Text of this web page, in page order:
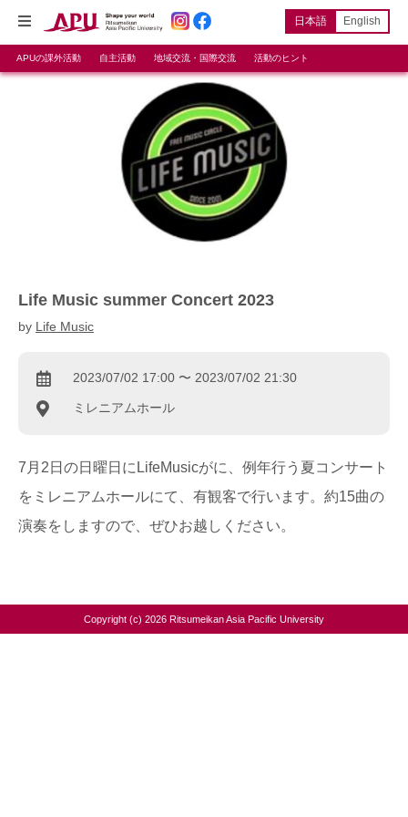
日本語 English
APUの課外活動 自主活動 地域交流・国際交流 活動のヒント
Life Music summer Concert 2023
by Life Music
2023/07/02 17:00 〜 2023/07/02 21:30
ミレニアムホール
7月2日の日曜日にLifeMusicがに、例年行う夏コンサート
をミレニアムホールにて、有観客で行います。約15曲の
演奏をしますので、ぜひお越しください。
Copyright (c) 2026 Ritsumeikan Asia Pacific University